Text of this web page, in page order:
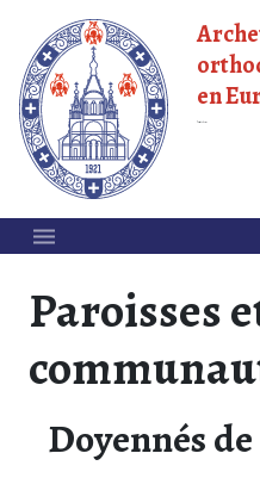
en
Paroisses
Doyennés